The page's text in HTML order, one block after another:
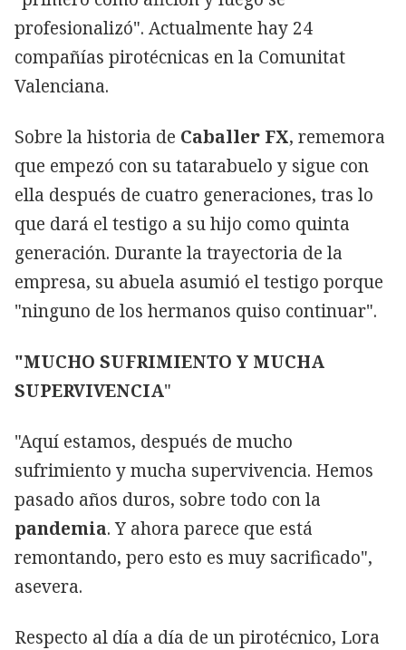
profesionalizó". Actualmente hay 24
compañías pirotécnicas en la Comunitat
Valenciana.
Sobre la historia de Caballer FX, rememora
que empezó con su tatarabuelo y sigue con
ella después de cuatro generaciones, tras lo
que dará el testigo a su hijo como quinta
generación. Durante la trayectoria de la
empresa, su abuela asumió el testigo porque
"ninguno de los hermanos quiso continuar".
"MUCHO SUFRIMIENTO Y MUCHA
SUPERVIVENCIA"
"Aquí estamos, después de mucho
sufrimiento y mucha supervivencia. Hemos
pasado años duros, sobre todo con la
pandemia. Y ahora parece que está
remontando, pero esto es muy sacrificado",
asevera.
Respecto al día a día de un pirotécnico, Lora